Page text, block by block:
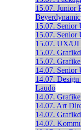
15.07. Junior
Beyerdynamic
15.07. Senior
15.07. Senior
15.07. UX/UI
15.07.
15.07.
14.07. Senior
14.07.
Laudo
14.07.
14.07. Art
14.07.
14.07.